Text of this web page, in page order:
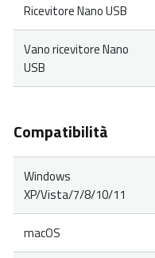
Ricevitore Nano USB
Vano ricevitore Nano
USB
Compatibilità
Windows
XP/Vista/7/8/10/11
macOS